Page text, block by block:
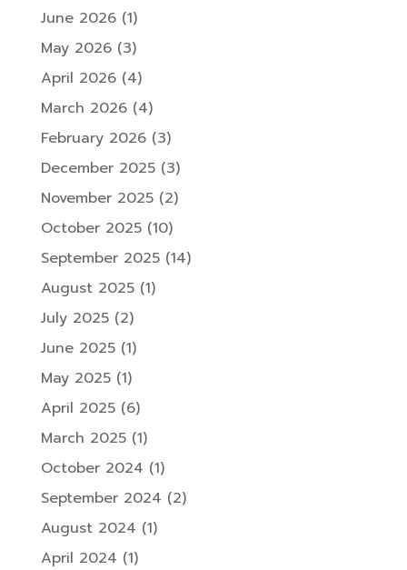
June 2026(1)
May 2026(3)
April 2026(4)
March 2026(4)
February 2026(3)
December 2025(3)
November 2025(2)
October 2025(10)
September 2025(14)
August 2025(1)
July 2025(2)
June 2025(1)
May 2025(1)
April 2025(6)
March 2025(1)
October 2024 (1)
September 2024 (2)
August 2024 (1)
April 2024 (1)